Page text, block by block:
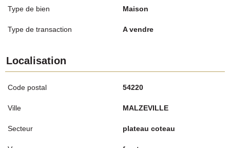
Type de bien Maison
Type de transaction A vendre
Localisation
Code postal 54220
Ville MALZEVILLE
Secteur plateau coteau